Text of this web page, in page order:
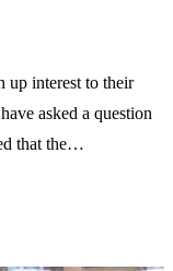
up interest to their
asked a question
that the…